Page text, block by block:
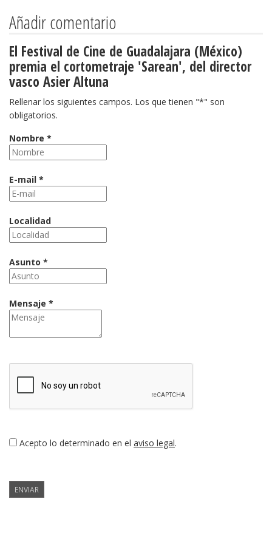
Añadir comentario
El Festival de Cine de Guadalajara (México)
premia el cortometraje 'Sarean', del director
vasco Asier Altuna
Rellenar los siguientes campos. Los que tienen "*" son
obligatorios.
Nombre *
E-mail *
Localidad
Asunto *
Mensaje *
Acepto lo determinado en el aviso legal.
ENVIAR